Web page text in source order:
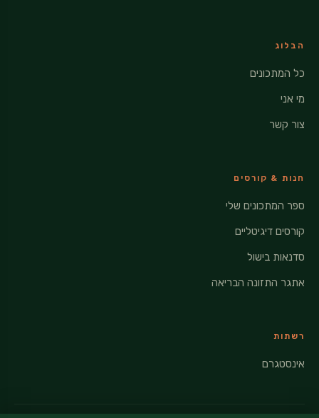
הבלוג
כל המתכונים
מי אני
צור קשר
חנות & קורסים
ספר המתכונים שלי
קורסים דיגיטליים
סדנאות בישול
אתגר התזונה הבריאה
רשתות
אינסטגרם